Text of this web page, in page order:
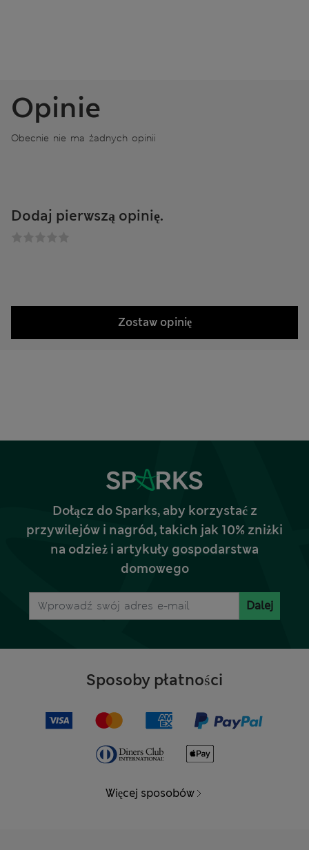
Opinie
Obecnie nie ma żadnych opinii
Dodaj pierwszą opinię.
Zostaw opinię
Dołącz do Sparks, aby korzystać z
przywilejów i nagród, takich jak 10% zniżki
na odzież i artykuły gospodarstwa
domowego
Dalej
Sposoby płatności
Więcej sposobów